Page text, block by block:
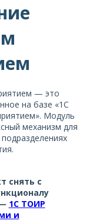
— это
на базе «1С
Модуль
механизм для
снять с
1С ТОИР
и